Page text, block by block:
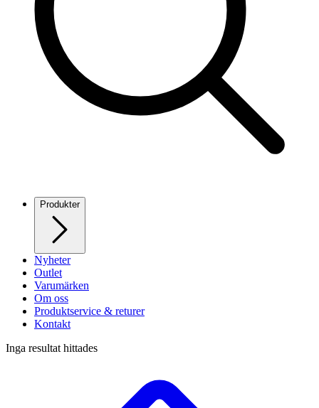
Produkter
Nyheter
Outlet
Varumärken
Om oss
Produktservice & returer
Kontakt
Inga resultat hittades